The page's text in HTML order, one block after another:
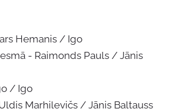
Hemanis / Igo
- Raimonds Pauls / Jānis
/ Igo
Marhilevičs / Jānis Baltauss